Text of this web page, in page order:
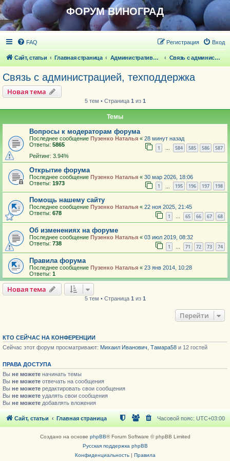
ФОРУМ ВИНОГРАД
FAQ Вход
Регистрация
Сайт, статьи Главная страница Административный раздел Связь с администрацией, техподдержка
Связь с администрацией, техподдержка
Новая тема
5 тем • Страница 1 из 1
Темы
Вопросы к модераторам форума
Последнее сообщение Пузенко Наталья « 28 минут назад
Ответы: 5865 1 … 584 585 586 587
Рейтинг: 3.94%
Открытие форума
Последнее сообщение Пузенко Наталья « 30 мар 2026, 18:06
Ответы: 1973 1 195 196 197 198
Помощь нашему сайту
Последнее сообщение Пузенко Наталья « 22 ноя 2025, 21:45
Ответы: 678 1 … 65 66 67 68
Об изменениях на форуме
Последнее сообщение Пузенко Наталья « 03 июл 2019, 08:32
Ответы: 738 1 … 71 72 73 74
Правила форума
Последнее сообщение Пузенко Наталья « 23 янв 2014, 10:28
Ответы: 1
Новая тема
5 тем • Страница 1 из 1
Перейти
КТО СЕЙЧАС НА КОНФЕРЕНЦИИ
Сейчас этот форум просматривают: Михаил Иванович Тамара58 и 12 гостей
ПРАВА ДОСТУПА
Вы не можете начинать темы
Вы не можете отвечать на сообщения
Вы не можете редактировать свои сообщения
Вы не можете удалять свои сообщения
Вы не можете добавлять вложения
Сайт, статьи Главная страница Часовой пояс: UTC+03:00
Создано на основе phpBB® Forum Software © phpBB Limited
Русская поддержка phpBB
Конфиденциальность| Правила